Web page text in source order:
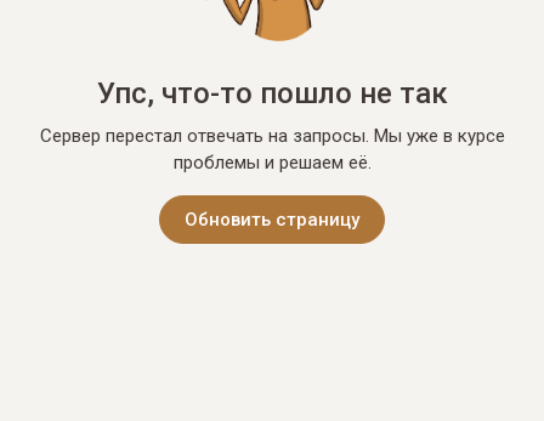
Упс, что-то пошло не так
Сервер перестал отвечать на запросы. Мы уже в курсе
проблемы и решаем её.
Обновить страницу